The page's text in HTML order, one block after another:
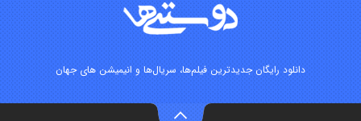
دانلود رایگان جدیدترین فیلم‌ها، سریال‌ها و انیمیشن های جهان